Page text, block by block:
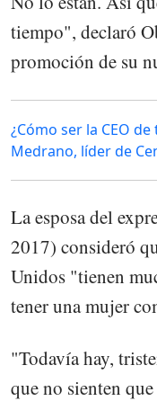
tiempo", declaró
promoción de su
¿Cómo ser la CEO
Medrano, líder de
La esposa del
2017) consideró
Unidos "tienen
tener una mujer
"Todavía hay,
que no sienten